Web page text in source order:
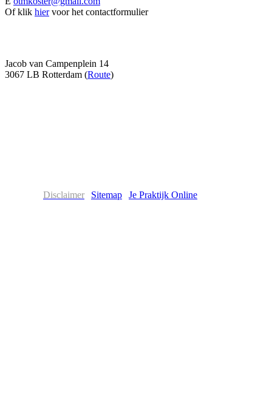
Of klik hiervoor het contactformulier
Jacob van Campenplein 14
3067 LB Rotterdam (Route)
Disclaimer Sitemap Je Praktijk Online